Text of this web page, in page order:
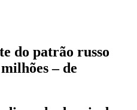
do patrão russo
– de